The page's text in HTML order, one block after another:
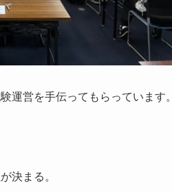
運営を手伝ってもらっています。
決まる。